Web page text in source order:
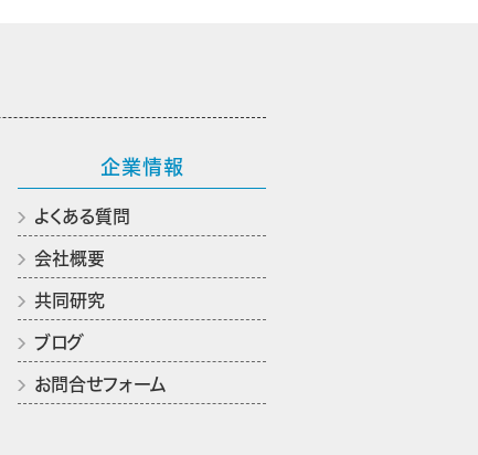
企業情報
よくある質問
会社概要
共同研究
ブログ
お問合せフォーム